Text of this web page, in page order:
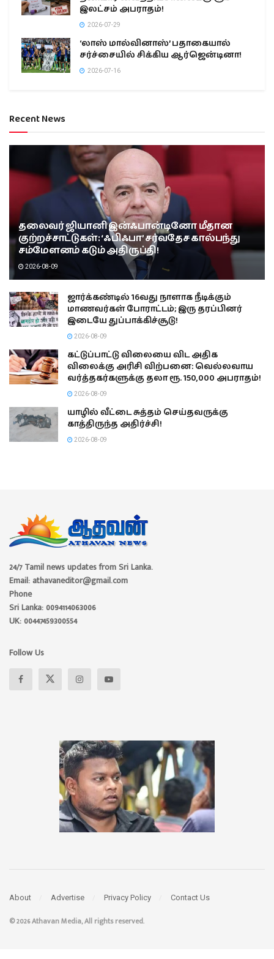
இலட்சம் அபராதம்!
2026-07-29
‘லாஸ் மால்வினாஸ்’ பதாகையால்
சர்ச்சையில் சிக்கிய ஆர்ஜென்டினா!
2026-07-16
Recent News
தலைவர் ஜியானி இன்ஃபான்டினோ மீதான
குற்றச்சாட்டுகள்: ‘ஃபிஃபா’ சர்வதேச கால்பந்து
சம்மேளனம் கடும் அதிருப்தி!
2026-08-09
ஜார்க்கண்டில் 16வது நாளாக நீடிக்கும்
மாணவர்கள் போராட்டம்; இரு தரப்பினர்
இடையே துப்பாக்கிச்சூடு!
2026-08-09
கட்டுப்பாட்டு விலையை விட அதிக
விலைக்கு அரிசி விற்பனை: வெல்லவாய
வர்த்தகர்களுக்கு தலா ரூ. 150,000 அபராதம்!
2026-08-09
யாழில் வீட்டை சுத்தம் செய்தவருக்கு
காத்திருந்த அதிர்ச்சி!
2026-08-09
24/7 Tamil news updates from Sri Lanka.
Email: athavaneditor@gmail.com
Phone
Sri Lanka: 0094114063006
UK: 00447459300554
Follow Us
About Advertise Privacy Policy Contact Us
© 2026 Athavan Media, All rights reserved.